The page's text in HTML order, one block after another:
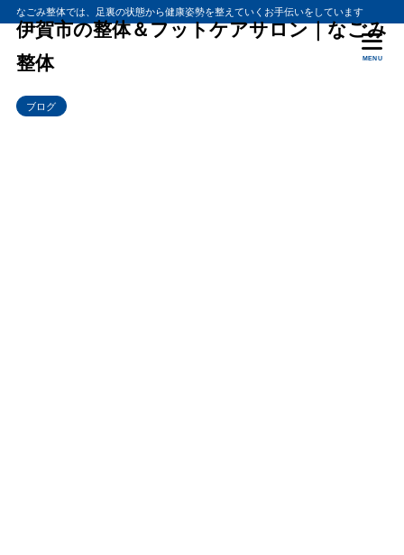
なごみ整体では、足裏の状態から健康姿勢を整えていくお手伝いをしています
伊賀市の整体＆フットケアサロン｜なごみ
整体
MENU
ブログ